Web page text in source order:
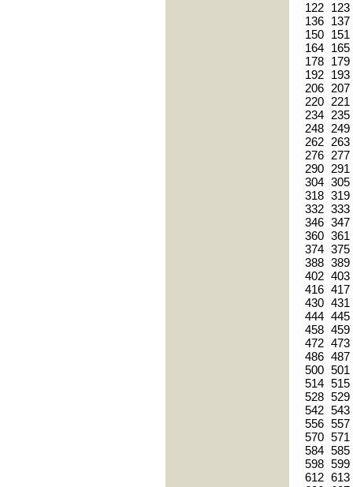
122
123
136
137
150
151
164
165
178
179
192
193
206 207
220
221
234
235
248
249
262
263
276
277
290
291
304 305
318 319
332 333
346 347
360 361
374 375
388 389
402 403
416 417
430 431
444 445
458 459
472 473
486 487
500 501
514 515
528 529
542 543
556 557
570 571
584 585
598 599
612 613